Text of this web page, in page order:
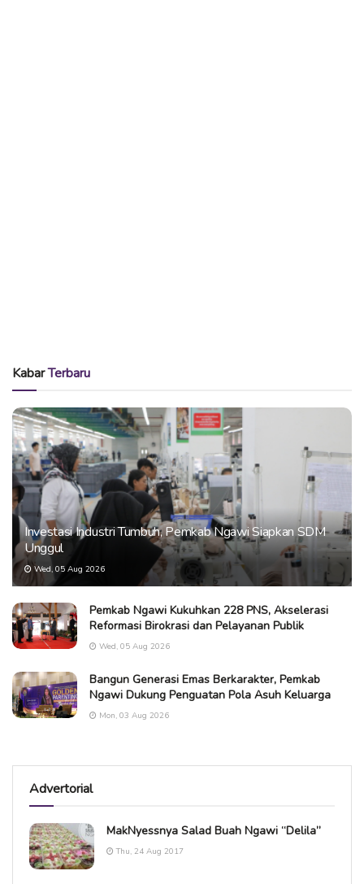
KabarTerbaru
Investasi Industri Tumbuh, Pemkab Ngawi Siapkan SDM
Unggul
Wed, 05 Aug 2026
Pemkab Ngawi Kukuhkan 228 PNS, Akselerasi
Reformasi Birokrasi dan Pelayanan Publik
Wed, 05 Aug 2026
Bangun Generasi Emas Berkarakter, Pemkab
Ngawi Dukung Penguatan Pola Asuh Keluarga
Mon, 03 Aug 2026
Advertorial
MakNyessnya Salad Buah Ngawi “Delila”
Thu, 24 Aug 2017